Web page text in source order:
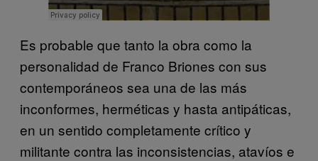
Es probable que tanto la obra como la
personalidad de Franco Briones con sus
contemporáneos sea una de las más
inconformes, herméticas y hasta antipáticas,
en un sentido completamente crítico y
militante contra las inconsistencias, atavíos e